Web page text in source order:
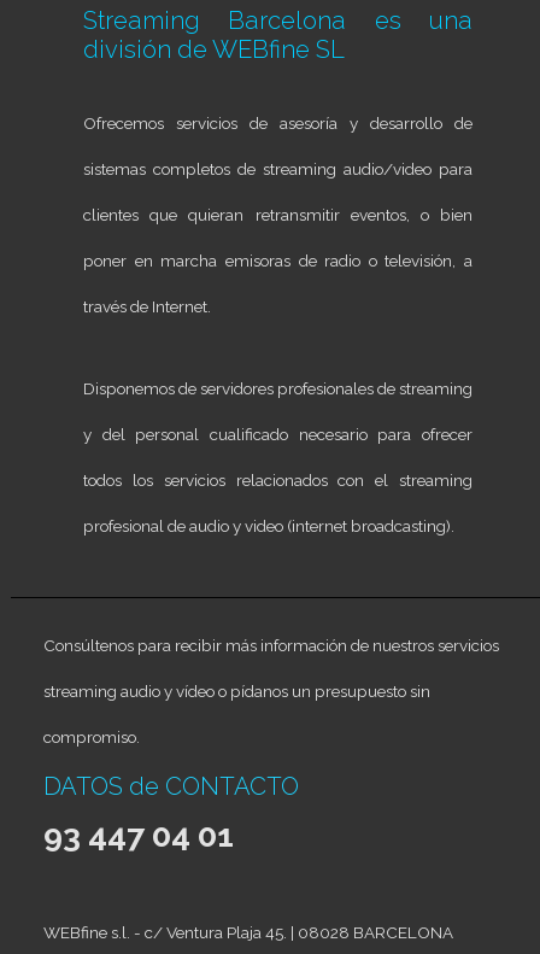
Streaming Barcelona es una
división de WEBfine SL
Ofrecemos servicios de asesoría y desarrollo de
sistemas completos de streaming audio/video para
clientes que quieran retransmitir eventos, o bien
poner en marcha emisoras de radio o televisión, a
través de Internet.
Disponemos de servidores profesionales de streaming
y del personal cualificado necesario para ofrecer
todos los servicios relacionados con el streaming
profesional de audio y video (internet broadcasting).
Consúltenos para recibir más información de nuestros servicios
streaming audio y vídeo o pídanos un presupuesto sin
compromiso.
DATOS de CONTACTO
93 447 04 01
WEBfine s.l. - c/ Ventura Plaja 45. | 08028 BARCELONA